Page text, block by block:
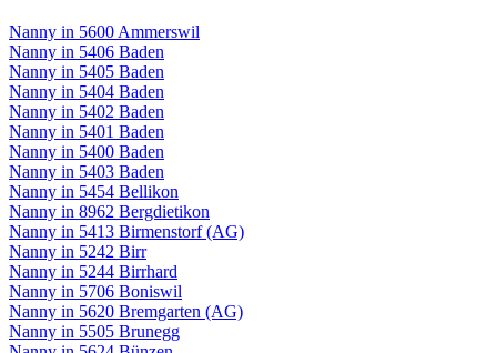
Nanny in 5600 Ammerswil
Nanny in 5406 Baden
Nanny in 5405 Baden
Nanny in 5404 Baden
Nanny in 5402 Baden
Nanny in 5401 Baden
Nanny in 5400 Baden
Nanny in 5403 Baden
Nanny in 5454 Bellikon
Nanny in 8962 Bergdietikon
Nanny in 5413 Birmenstorf (AG)
Nanny in 5242 Birr
Nanny in 5244 Birrhard
Nanny in 5706 Boniswil
Nanny in 5620 Bremgarten (AG)
Nanny in 5505 Brunegg